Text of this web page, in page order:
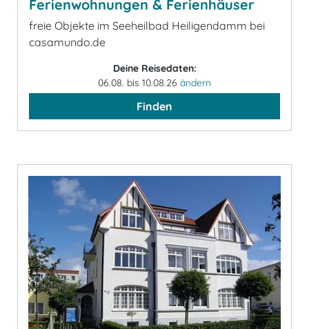
Ferienwohnungen & Ferienhäuser
freie Objekte im Seeheilbad Heiligendamm bei
casamundo.de
Deine Reisedaten:
06.08. bis 10.08.26 ändern
Finden